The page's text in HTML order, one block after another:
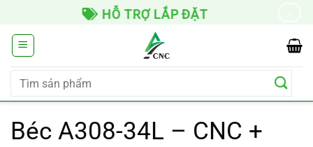
dung
HỖ TRỢ LẮP ĐẶT
Tìm
Béc A308-34L – CNC +